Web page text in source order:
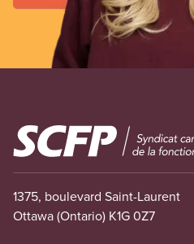
Image
1375, boulevard Saint-Laurent
Ottawa (Ontario) K1G 0Z7